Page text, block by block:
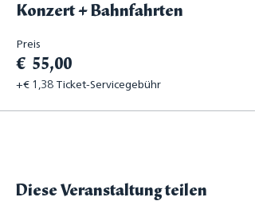
Konzert + Bahnfahrten
Preis
€ 55,00
+€ 1,38 Ticket-Servicegebühr
Diese Veranstaltung teilen